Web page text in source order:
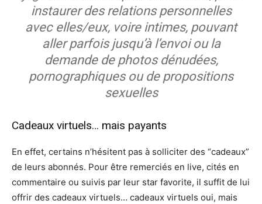
instaurer des relations personnelles
avec elles/eux, voire intimes, pouvant
aller parfois jusqu’à l’envoi ou la
demande de photos dénudées,
pornographiques ou de propositions
sexuelles
Cadeaux virtuels… mais payants
En effet, certains n’hésitent pas à solliciter des “cadeaux”
de leurs abonnés. Pour être remerciés en live, cités en
commentaire ou suivis par leur star favorite, il suffit de lui
offrir des cadeaux virtuels… cadeaux virtuels oui, mais